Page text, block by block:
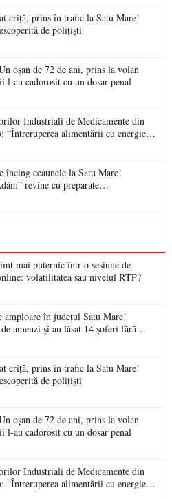
criță, prins în trafic la Satu Mare!
de polițiști
oșan de 72 de ani, prins la volan
l-au cadorosit cu un dosar penal
Industriali de Medicamente din
“Întreruperea alimentării cu energie
medicamente va pune în pericol
revine cu preparate
și un jurat de renume
mai puternic într-o sesiune de
volatilitatea sau nivelul RTP?
în județul Satu Mare!
amenzi și au lăsat 14 șoferi fără
criță, prins în trafic la Satu Mare!
de polițiști
oșan de 72 de ani, prins la volan
l-au cadorosit cu un dosar penal
Industriali de Medicamente din
“Întreruperea alimentării cu energie
medicamente va pune în pericol